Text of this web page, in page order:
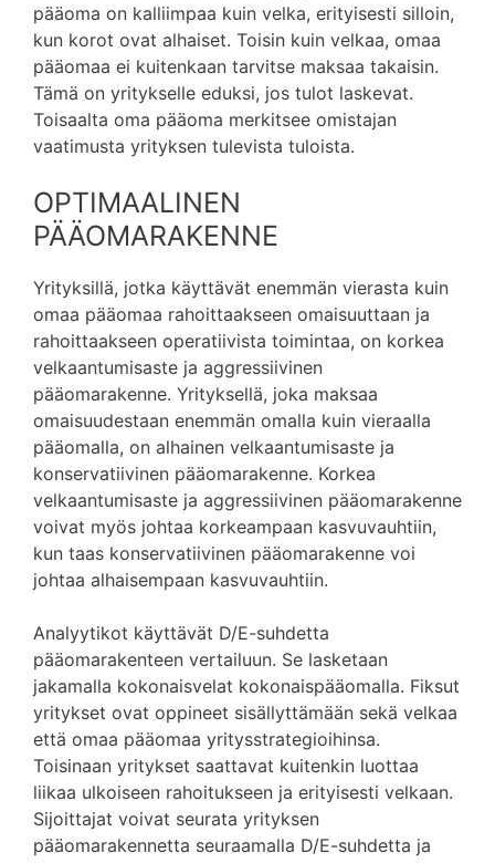
pääoma on kalliimpaa kuin velka, erityisesti silloin,
kun korot ovat alhaiset. Toisin kuin velkaa, omaa
pääomaa ei kuitenkaan tarvitse maksaa takaisin.
Tämä on yritykselle eduksi, jos tulot laskevat.
Toisaalta oma pääoma merkitsee omistajan
vaatimusta yrityksen tulevista tuloista.
OPTIMAALINEN
PÄÄOMARAKENNE
Yrityksillä, jotka käyttävät enemmän vierasta kuin
omaa pääomaa rahoittaakseen omaisuuttaan ja
rahoittaakseen operatiivista toimintaa, on korkea
velkaantumisaste ja aggressiivinen
pääomarakenne. Yrityksellä, joka maksaa
omaisuudestaan enemmän omalla kuin vieraalla
pääomalla, on alhainen velkaantumisaste ja
konservatiivinen pääomarakenne. Korkea
velkaantumisaste ja aggressiivinen pääomarakenne
voivat myös johtaa korkeampaan kasvuvauhtiin,
kun taas konservatiivinen pääomarakenne voi
johtaa alhaisempaan kasvuvauhtiin.
Analyytikot käyttävät D/E-suhdetta
pääomarakenteen vertailuun. Se lasketaan
jakamalla kokonaisvelat kokonaispääomalla. Fiksut
yritykset ovat oppineet sisällyttämään sekä velkaa
että omaa pääomaa yritysstrategioihinsa.
Toisinaan yritykset saattavat kuitenkin luottaa
liikaa ulkoiseen rahoitukseen ja erityisesti velkaan.
Sijoittajat voivat seurata yrityksen
pääomarakennetta seuraamalla D/E-suhdetta ja